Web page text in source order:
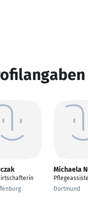
Michaela
Dortmund